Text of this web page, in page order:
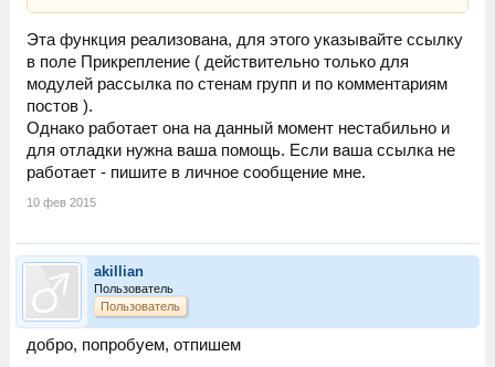
Эта функция реализована, для этого указывайте ссылку
в поле Прикрепление ( действительно только для
модулей рассылка по стенам групп и по комментариям
постов ).
Однако работает она на данный момент нестабильно и
для отладки нужна ваша помощь. Если ваша ссылка не
работает - пишите в личное сообщение мне.
10 фев 2015
akillian
Пользователь
Пользователь
добро, попробуем, отпишем